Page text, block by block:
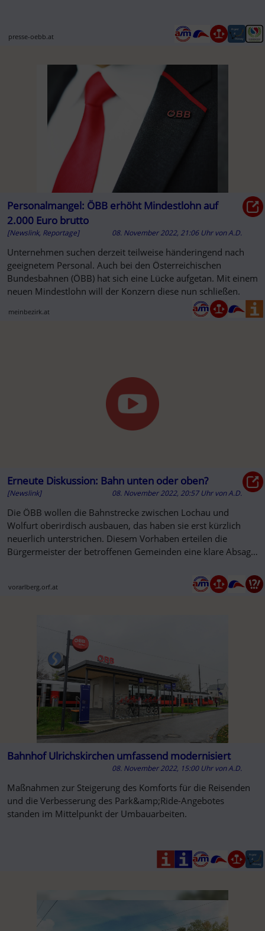
presse-oebb.at
Personalmangel: ÖBB erhöht Mindestlohn auf
2.000 Euro brutto
[Newslink, Reportage] 08. November 2022, 21:06 Uhr vonA.D.
Unternehmen suchen derzeit teilweise händeringend nach
geeignetem Personal. Auch bei den Österreichischen
Bundesbahnen (ÖBB) hat sich eine Lücke aufgetan. Mit einem
neuen Mindestlohn will der Konzern diese nun schließen.
meinbezirk.at
Erneute Diskussion: Bahn unten oder oben?
[Newslink] 08. November 2022, 20:57 Uhr vonA.D.
Die ÖBB wollen die Bahnstrecke zwischen Lochau und
Wolfurt oberirdisch ausbauen, das haben sie erst kürzlich
neuerlich unterstrichen. Diesem Vorhaben erteilen die
Bürgermeister der betroffenen Gemeinden eine klare Absage.
vorarlberg.orf.at
Bahnhof Ulrichskirchen umfassend modernisiert
08. November 2022, 15:00 Uhr vonA.D.
Maßnahmen zur Steigerung des Komforts für die Reisenden
und die Verbesserung des Park&amp;Ride-Angebotes
standen im Mittelpunkt der Umbauarbeiten.